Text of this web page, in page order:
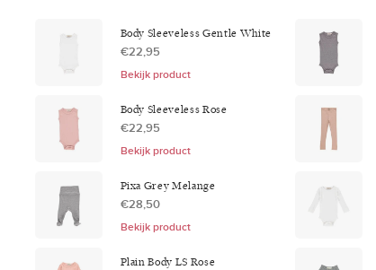
Body Sleeveless Gentle White
€22,95
Bekijk product
Body Sleeveless Rose
€22,95
Bekijk product
Pixa Grey Melange
€28,50
Bekijk product
Plain Body LS Rose